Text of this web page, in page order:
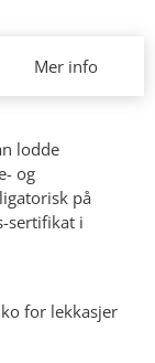
Mer info
lodde
og
på
sertifikat i
for lekkasjer